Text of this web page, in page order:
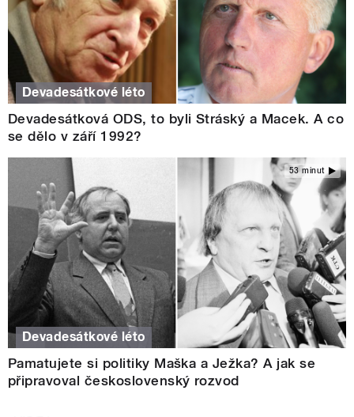
Devadesátkové léto
Devadesátková ODS, to byli Stráský a Macek. A co
se dělo v září 1992?
53 minut
Devadesátkové léto
Pamatujete si politiky Maška a Ježka? A jak se
připravoval československý rozvod